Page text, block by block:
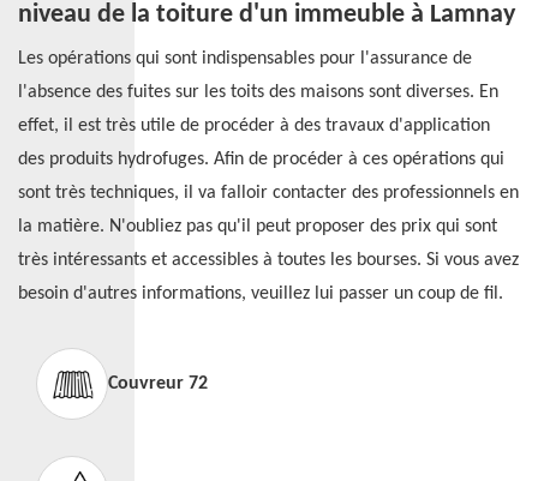
niveau de la toiture d'un immeuble à Lamnay
Les opérations qui sont indispensables pour l'assurance de
l'absence des fuites sur les toits des maisons sont diverses. En
effet, il est très utile de procéder à des travaux d'application
des produits hydrofuges. Afin de procéder à ces opérations qui
sont très techniques, il va falloir contacter des professionnels en
la matière. N'oubliez pas qu'il peut proposer des prix qui sont
très intéressants et accessibles à toutes les bourses. Si vous avez
besoin d'autres informations, veuillez lui passer un coup de fil.
Couvreur 72